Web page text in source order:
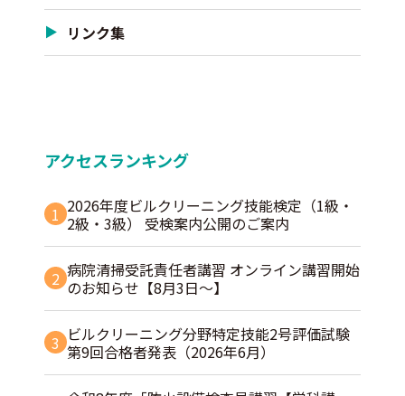
リンク集
アクセスランキング
1 2026年度ビルクリーニング技能検定（1級・
2級・3級） 受検案内公開のご案内
2 病院清掃受託責任者講習 オンライン講習開始
のお知らせ【8月3日～】
3 ビルクリーニング分野特定技能2号評価試験
第9回合格者発表（2026年6月）